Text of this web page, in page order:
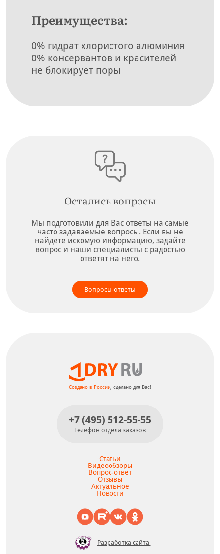
Преимущества:
0% гидрат хлористого алюминия
0% консервантов и красителей
не блокирует поры
Остались вопросы
Мы подготовили для Вас ответы на самые
часто задаваемые вопросы. Если вы не
найдете искомую информацию, задайте
вопрос и наши специалисты с радостью
ответят на него.
Вопросы-ответы
Создано в России , сделано для Вас!
Статьи
Видеообзоры
Вопрос-ответ
Отзывы
Актуальное
Новости
+7 (495) 512-55-55
Телефон отдела заказов
Разработка сайта